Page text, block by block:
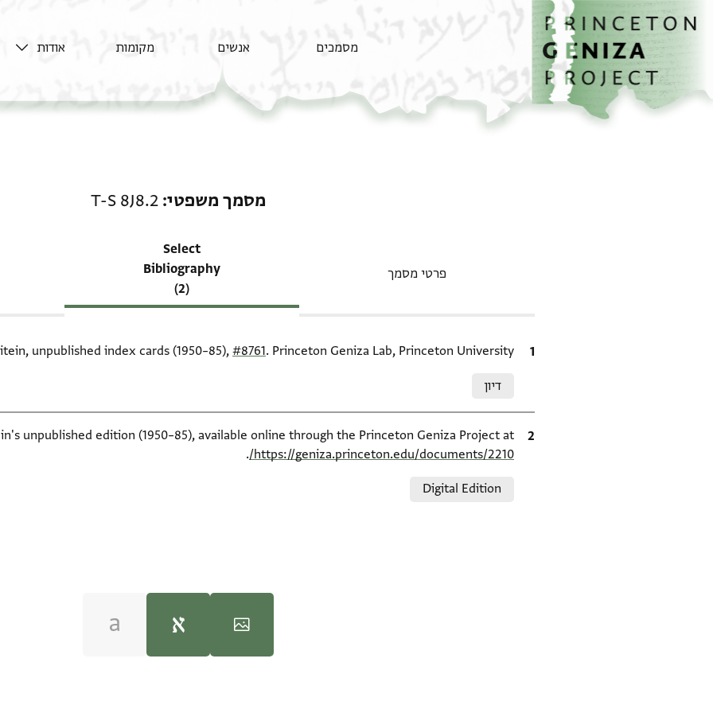
דילוג לתוכן
דף הבית
מסמכים אנשים מקומות אודות
מסמך משפטי T-S 8J8.2
פרטי מסמך
Select
Bibliography
(2)
ציטוט unpublished index cards (1950–85), #8761. Princeton Geniza Lab, Princeton University.
דיון
ציטוט
unpublished edition (1950–85), available online through the Princeton Geniza Project at
https://geniza.princeton.edu/documents/2210/
.
Digital Edition